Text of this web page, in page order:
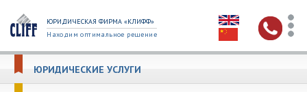
ЮРИДИЧЕСКАЯ ФИРМА «КЛИФФ»
Находим оптимальное решение
ЮРИДИЧЕСКИЕ УСЛУГИ